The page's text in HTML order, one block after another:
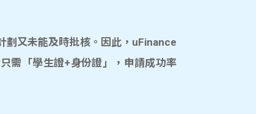
劃又未能及時批核。因此，uFinance
需「學生證+身份證」，申請成功率